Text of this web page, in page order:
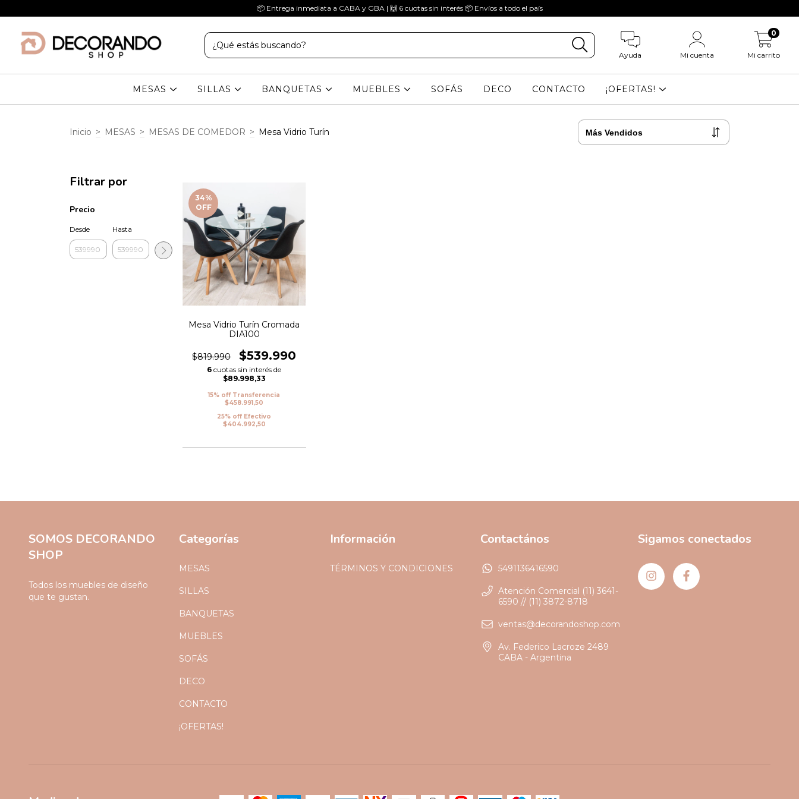
📦 Entrega inmediata a CABA y GBA | 🙌 6 cuotas sin interés 📦 Envíos a todo el país
Ayuda Mi cuenta Mi carrito
0
MESAS SILLAS BANQUETAS MUEBLES SOFÁS DECO CONTACTO ¡OFERTAS!
Inicio > MESAS > MESAS DE COMEDOR > Mesa Vidrio Turín
Filtrar por
Precio
Desde Hasta
34%
OFF
Mesa Vidrio Turín Cromada
DIA100
$819.990 $539.990
6 cuotas sin interés de
$89.998,33
15% off Transferencia
$458.991,50
25% off Efectivo
$404.992,50
SOMOS DECORANDO
SHOP
Todos los muebles de diseño
que te gustan.
Categorías
MESAS
SILLAS
BANQUETAS
MUEBLES
SOFÁS
DECO
CONTACTO
¡OFERTAS!
Información
TÉRMINOS Y CONDICIONES
Contactános
5491136416590
Atención Comercial (11) 3641-
6590 // (11) 3872-8718
ventas@decorandoshop.com
Av. Federico Lacroze 2489
CABA - Argentina
Sigamos conectados